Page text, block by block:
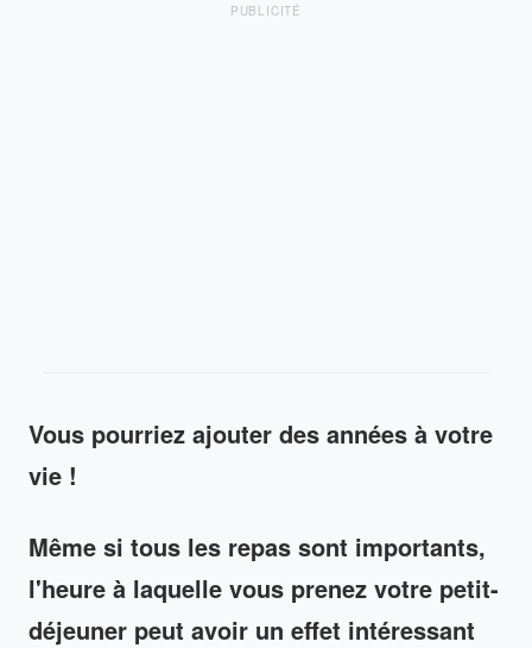
PUBLICITÉ
Vous pourriez ajouter des années à votre
vie !
Même si tous les repas sont importants,
l'heure à laquelle vous prenez votre petit-
déjeuner peut avoir un effet intéressant